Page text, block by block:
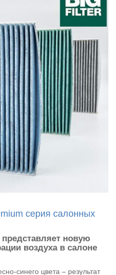
серия салонных
новую
воздуха в салоне
синего цвета – результат